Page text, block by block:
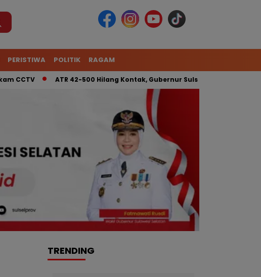
PERISTIWA POLITIK RAGAM
ATR 42-500 Hilang Kontak, Gubernur Sulsel: Kita Kerahkan Tim
TRENDING